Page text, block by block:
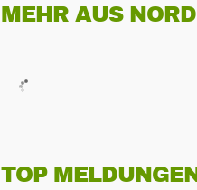
MEHR AUS
TOP